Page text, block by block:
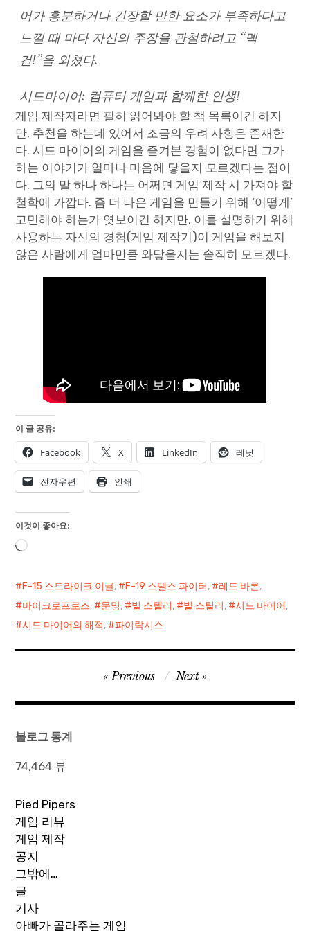
어가 흥분하거나 긴장할 만한 요소가 부족하다고
느낄 때 마다 자신의 주장을 관철하려고 “덱
건!”을 외쳤다.
시드마이어: 컴퓨터 게임과 함께한 인생!
게임 제작자라면 필히 읽어봐야 할 책 목록이긴 하지
만, 추천을 하는데 있어서 조금의 우려 사항은 존재한
다. 시드 마이어의 게임을 즐겨본 경험이 없다면 그가
하는 이야기가 얼마나 마음에 닿을지 모르겠다는 점이
다. 그의 말 하나 하나는 어쩌면 게임 제작 시 가져야 할
철학에 가깝다. 좀 더 나은 게임을 만들기 위해 ‘어떻게’
고민해야 하는가 엿보이긴 하지만, 이를 설명하기 위해
사용하는 자신의 경험(게임 제작기)이 게임을 해보지
않은 사람에게 얼마만큼 와닿을지는 솔직히 모르겠다.
이 글 공유:
Facebook X LinkedIn 레딧
전자우편 인쇄
이것이 좋아요:
로
중...
F-15 스트라이크 이글, F-19 스텔스 파이터, 레드 바론,
마이크로프로즈, 문명, 빌 스텔리, 빌 스틸리, 시드 마이어,
시드 마이어의 해적, 파이락시스
탐
Previous Next
블로그 통계
74,464 뷰
Pied Pipers
게임 리뷰
게임 제작
공지
그밖에…
글
기사
아빠가 골라주는 게임